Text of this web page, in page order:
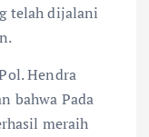
telah dijalani
Hendra
bahwa Pada
meraih